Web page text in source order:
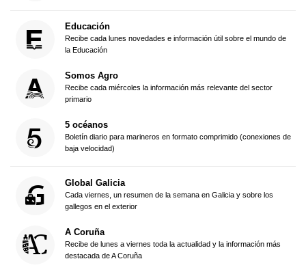
Educación
Recibe cada lunes novedades e información útil sobre el mundo de
la Educación
Somos Agro
Recibe cada miércoles la información más relevante del sector
primario
5 océanos
Boletín diario para marineros en formato comprimido (conexiones de
baja velocidad)
Global Galicia
Cada viernes, un resumen de la semana en Galicia y sobre los
gallegos en el exterior
A Coruña
Recibe de lunes a viernes toda la actualidad y la información más
destacada de A Coruña